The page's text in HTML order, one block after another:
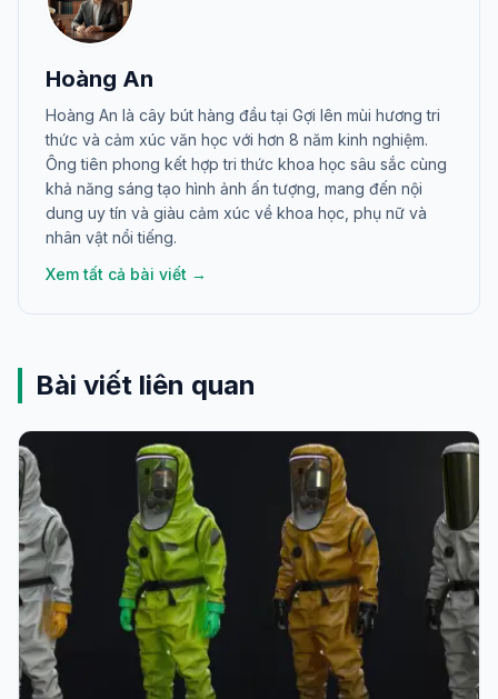
Hoàng An
Hoàng An là cây bút hàng đầu tại Gợi lên mùi hương tri
thức và cảm xúc văn học với hơn 8 năm kinh nghiệm.
Ông tiên phong kết hợp tri thức khoa học sâu sắc cùng
khả năng sáng tạo hình ảnh ấn tượng, mang đến nội
dung uy tín và giàu cảm xúc về khoa học, phụ nữ và
nhân vật nổi tiếng.
Xem tất cả bài viết →
Bài viết liên quan